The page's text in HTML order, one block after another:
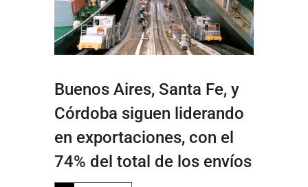
Buenos Aires, Santa Fe, y
Córdoba siguen liderando
en exportaciones, con el
74% del total de los envíos